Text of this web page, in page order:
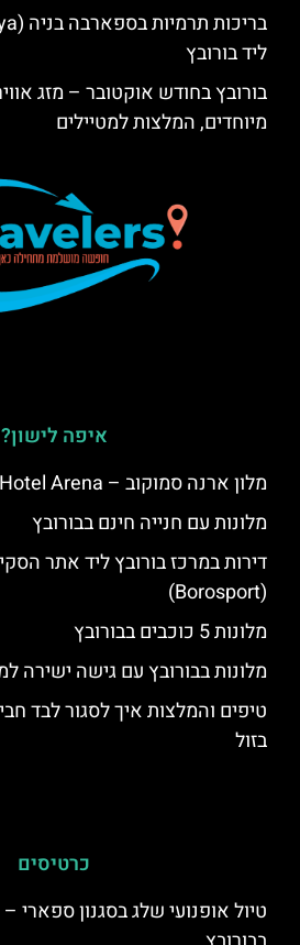
ליד בורובץ
בורובץ בחודש אוקטובר – מזג
מיוחדים, המלצות למטיילים
איפה לישון?
מלון ארנה סמוקוב – Hotel Arena (ליד בורובץ)
מלונות עם חנייה חינם בבורובץ
דירות במרכז בורובץ ליד אתר
(Borosport)
מלונות 5 כוכבים בבורובץ
מלונות בבורובץ עם גישה ישירה
טיפים והמלצות איך לסגור לבד
בזול
כרטיסים
טיול אופנועי שלג בסגנון